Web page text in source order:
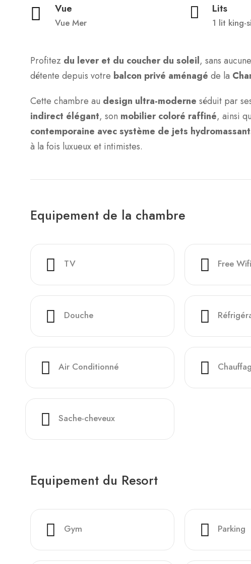
Vue
Vue Mer
Lits
1 lit king-
Profitez du lever et du coucher du soleil, sans
détente depuis votre balcon privé aménagé de la
Cette chambre au design ultra-moderne séduit par
indirect élégant, son mobilier coloré raffiné, ainsi
contemporaine avec système de jets
à la fois luxueux et intimistes.
Equipement de la chambre
TV Free Wifi
Douche
Air Conditionné
Sache-cheveux
Equipement du Resort
Gym Parking